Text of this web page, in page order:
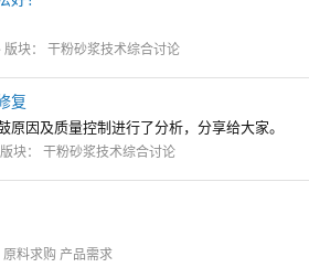
版块： 干粉砂浆技术综合讨论
复
因及质量控制进行了分析，分享给大家。
版块： 干粉砂浆技术综合讨论
原料求购 产品需求